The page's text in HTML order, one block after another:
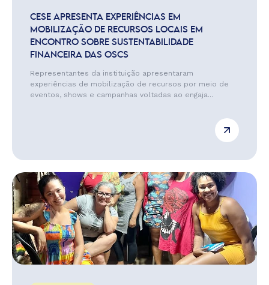
CESE APRESENTA EXPERIÊNCIAS EM
MOBILIZAÇÃO DE RECURSOS LOCAIS EM
ENCONTRO SOBRE SUSTENTABILIDADE
FINANCEIRA DAS OSCS
Representantes da instituição apresentaram
experiências de mobilização de recursos por meio de
eventos, shows e campanhas voltadas ao engaja...